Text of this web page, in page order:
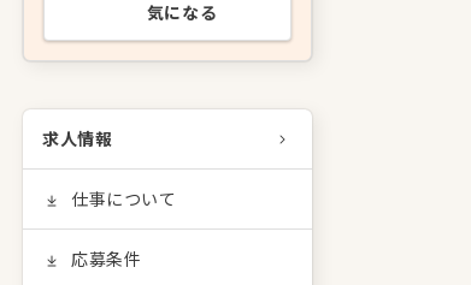
気になる
求人情報
仕事について
応募条件